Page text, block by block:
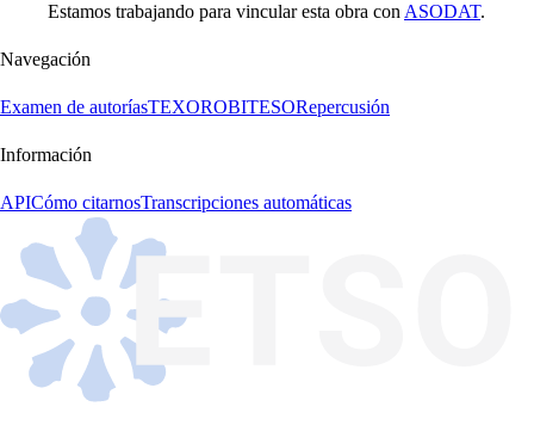
Estamos trabajando para vincular esta obra con ASODAT.
Navegación
Examen de autoríasTEXOROBITESORepercusión
Información
APICómo citarnosTranscripciones automáticas